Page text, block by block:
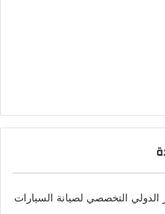
الدولي التخصصي لصيانة السيارات